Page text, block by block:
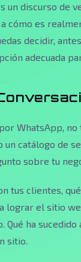
un discurso de
cómo es
decidir,
adecuada
WhatsApp, no
un catálogo de
sobre tu
tus clientes,
lograr el sitio
ha sucedido
sitio.